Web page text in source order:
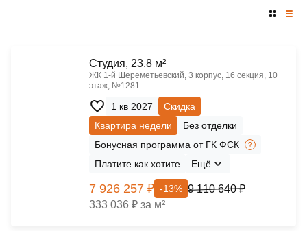
Cтудия, 23.8 м²
ЖК 1‑й Шереметьевский, 3 корпус, 16 секция, 10
этаж, №1281
1 кв 2027
Скидка
Квартира недели
Без отделки
Бонусная программа от ГК ФСК
Платите как хотите
Ещё
7 926 257 ₽ -13% 9 110 640 ₽
333 036 ₽ за м²